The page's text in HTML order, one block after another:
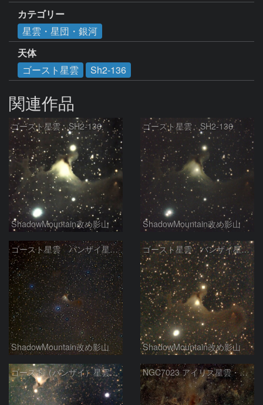
カテゴリー
星雲・星団・銀河
天体
ゴースト星雲
Sh2-136
関連作品
ゴースト星雲 SH2-136
ShadowMountain改め影山
ゴースト星雲 SH2-136
ShadowMountain改め影山
ゴースト星雲 バンザイ星雲 SH2-136 その3
ShadowMountain改め影山
ゴースト星雲 バンザイ星雲 SH2-136 その2
ShadowMountain改め影山
ゴースト（バンザイ）星雲 Sh2-136 NGC7023 アイリス星雲・ゴースト星雲